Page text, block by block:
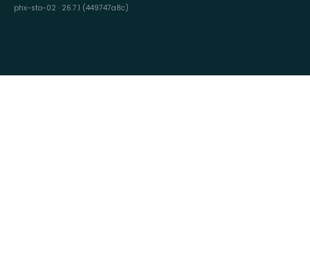
phx-sto-02 · 26.7.1 (449747a8c)